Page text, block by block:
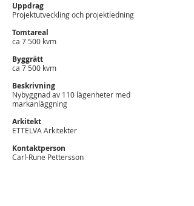
Uppdrag
Projektutveckling och projektledning
Tomtareal
ca 7 500 kvm
Byggrätt
ca 7 500 kvm
Beskrivning
Nybyggnad av 110 lägenheter med
markanläggning
Arkitekt
ETTELVA Arkitekter
Kontaktperson
Carl-Rune Pettersson